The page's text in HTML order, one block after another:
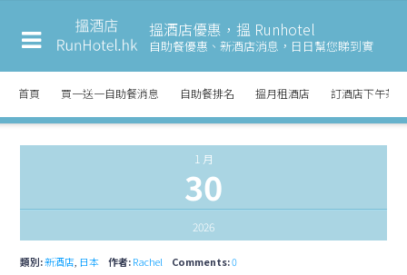
搵酒店優惠，搵 Runhotel
自助餐優惠、新酒店消息， 日日幫您睇到實
首頁 買一送一自助餐消息 自助餐排名 搵月租酒店 訂酒店下午茶
1 月
30
2026
類別:新酒店 日本 作者:Rachel Comments:0